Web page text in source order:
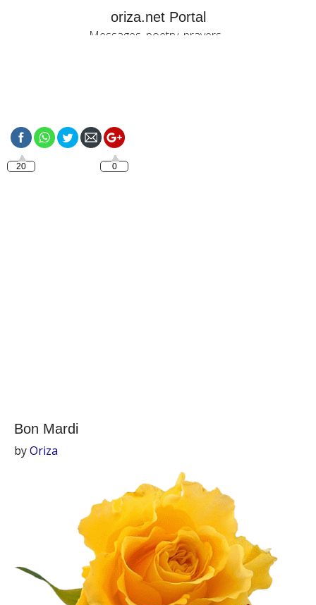
oriza.net Portal
Messages, poetry, prayers...
Bon Mardi
byOriza
20 0